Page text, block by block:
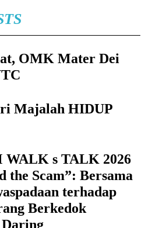
OMK Mater Dei
Majalah HIDUP
s TALK 2026
the Scam”: Bersama
terhadap
Berkedok